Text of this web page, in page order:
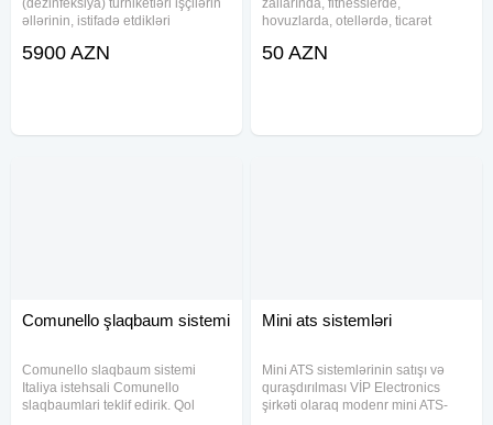
(dezinfeksiya) turniketləri işçilərin
əllərinin, istifadə etdikləri
təmizliyini və gigiyenasını təmin
5900 AZN
zallarında, fitnesslerde,
hovuzlarda, otellərdə, ticarət
istifadə edilən dolab kilidləri təklif
50 AZN
Comunello şlaqbaum sistemi
Comunello slaqbaum sistemi
Italiya istehsali Comunello
slaqbaumlari teklif edirik. Qol
Mini ats sistemləri
Mini ATS sistemlərinin satışı və
quraşdırılması VİP Electronics
şirkəti olaraq modenr mini ATS-